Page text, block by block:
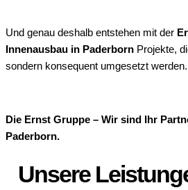
Und genau deshalb entstehen mit der
Innenausbau in Paderborn Projekte,
sondern konsequent umgesetzt werden.
Die Ernst Gruppe – Wir sind Ihr
Paderborn.
Unsere